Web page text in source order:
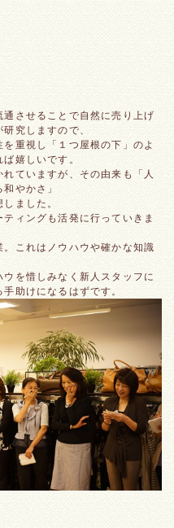
させることで自然に売り上げ
究しますので、
重視し「１つ屋根の下」のよ
嬉しいです。
ていますが、その由来も「人
やかさ」
ました。
ィングも活発に行っていきま
これはノウハウや確かな知識
を惜しみなく新人スタッフに
助けになるはずです。